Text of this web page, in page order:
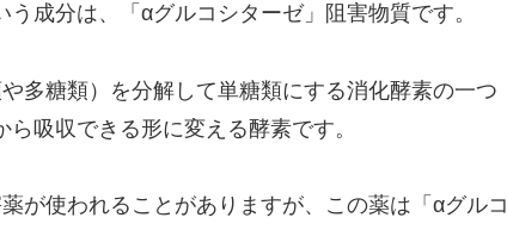
成分は、「αグルコシターゼ」阻害物質です。
多糖類）を分解して単糖類にする消化酵素の一つ
吸収できる形に変える酵素です。
が使われることがありますが、この薬は「αグルコ